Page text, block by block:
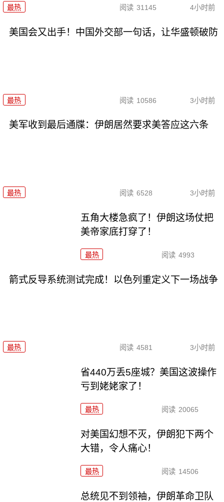
最热 阅读 31145 4小时前
美国会又出手！中国外交部一句话，让华盛顿破防
最热 阅读 10586 3小时前
美军收到最后通牒：伊朗居然要求美答应这六条
最热 阅读 6528 3小时前
五角大楼急疯了！伊朗这场仗把
美帝家底打穿了！
最热 阅读 4993
箭式反导系统测试完成！以色列重定义下一场战争
最热 阅读 4581 3小时前
省440万丢5座城？美国这波操作
亏到姥姥家了！
最热 阅读 20065
对美国幻想不灭，伊朗犯下两个
大错，令人痛心！
最热 阅读 14506
总统见不到领袖，伊朗革命卫队